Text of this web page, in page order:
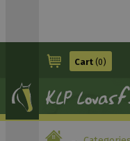
Cart (0)